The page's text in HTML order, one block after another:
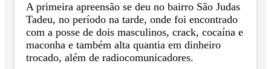
A primeira apreensão se deu no bairro São Judas
Tadeu, no período na tarde, onde foi encontrado
com a posse de dois masculinos, crack, cocaína e
maconha e também alta quantia em dinheiro
trocado, além de radiocomunicadores.